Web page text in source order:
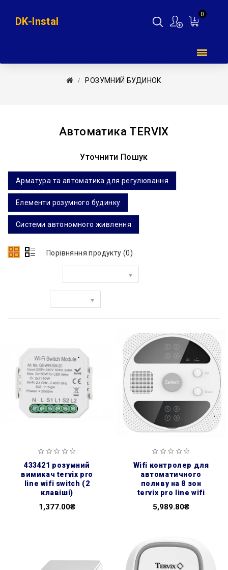
0
DK-Instal
РОЗУМНИЙ БУДИНОК
Автоматика TERVIX
Уточнити Пошук
Арматура та автоматика для регулювання
Елементи розумного будинку
Системи автономного живлення
Порівняння продукту (0)
433421 розумний
вимикач tervix pro
line wifi switch (2
клавіші)
1,377.00₴
wifi контролер для
автоматичного
поливу на 8 зон
tervix pro line wifi
5,989.80₴